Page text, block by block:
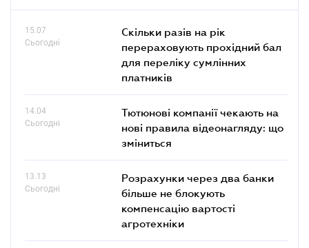
15.07
Сьогодні
Скільки разів на рік
перераховують прохідний бал
для переліку сумлінних
платників
14.04
Сьогодні
Тютюнові компанії чекають на
нові правила відеонагляду: що
зміниться
13.13
Сьогодні
Розрахунки через два банки
більше не блокують
компенсацію вартості
агротехніки